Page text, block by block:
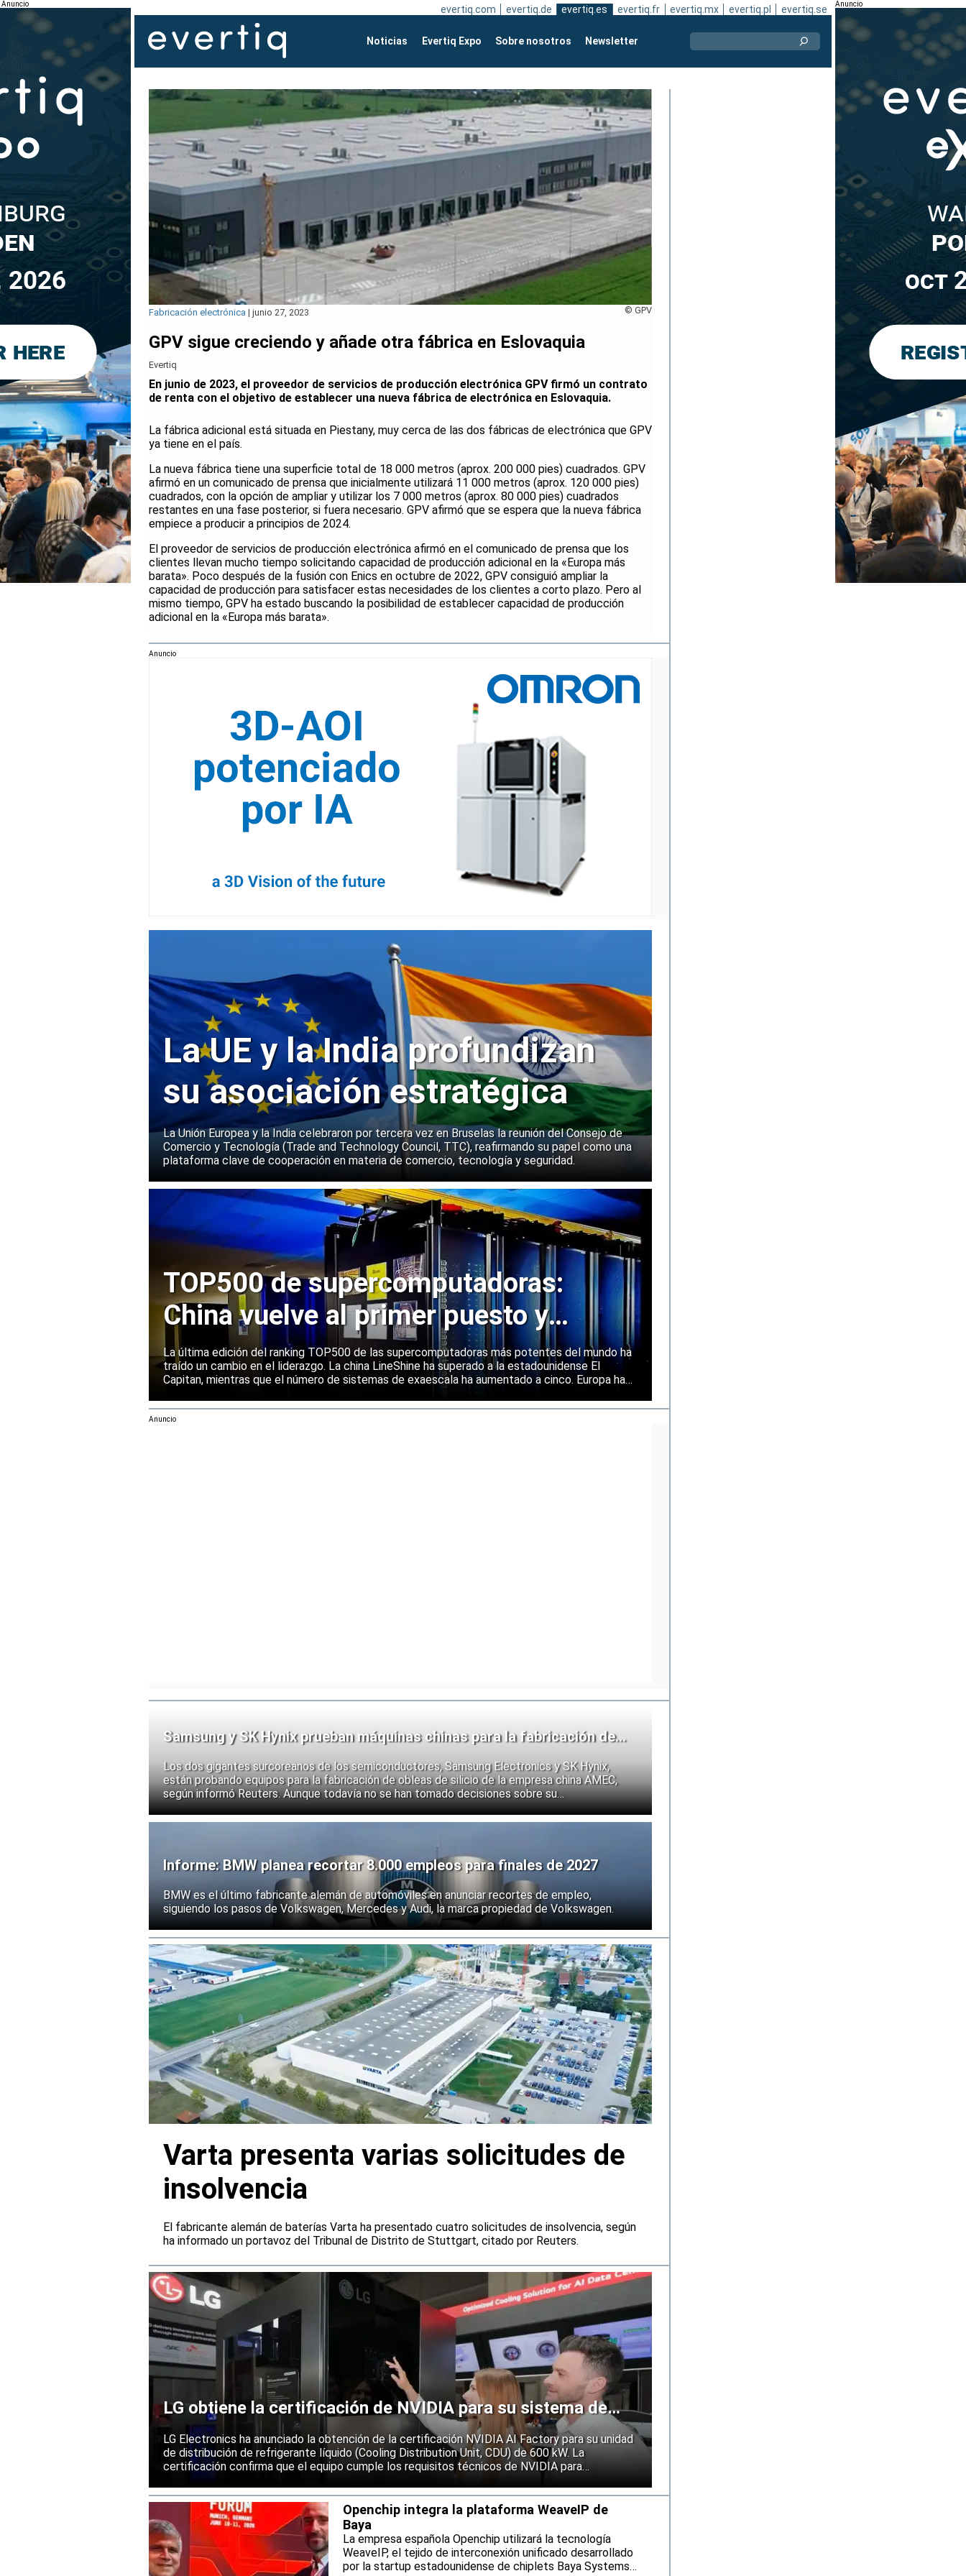
Anuncio evertiq.com evertiq.de evertiq.es evertiq.fr evertiq.mx evertiq.pl evertiq.se
Noticias Evertiq Expo Sobre nosotros Newsletter
© GPV
Fabricación electrónica | junio 27, 2023
GPV sigue creciendo y añade otra fábrica en Eslovaquia
Evertiq
En junio de 2023, el proveedor de servicios de producción electrónica GPV firmó un contrato
de renta con el objetivo de establecer una nueva fábrica de electrónica en Eslovaquia.
La fábrica adicional está situada en Piestany, muy cerca de las dos fábricas de electrónica que GPV
ya tiene en el país.
La nueva fábrica tiene una superficie total de 18 000 metros (aprox. 200 000 pies) cuadrados. GPV
afirmó en un comunicado de prensa que inicialmente utilizará 11 000 metros (aprox. 120 000 pies)
cuadrados, con la opción de ampliar y utilizar los 7 000 metros (aprox. 80 000 pies) cuadrados
restantes en una fase posterior, si fuera necesario. GPV afirmó que se espera que la nueva fábrica
empiece a producir a principios de 2024.
El proveedor de servicios de producción electrónica afirmó en el comunicado de prensa que los
clientes llevan mucho tiempo solicitando capacidad de producción adicional en la «Europa más
barata». Poco después de la fusión con Enics en octubre de 2022, GPV consiguió ampliar la
capacidad de producción para satisfacer estas necesidades de los clientes a corto plazo. Pero al
mismo tiempo, GPV ha estado buscando la posibilidad de establecer capacidad de producción
adicional en la «Europa más barata».
Anuncio
La UE y la India profundizan
su asociación estratégica
La Unión Europea y la India celebraron por tercera vez en Bruselas la reunión del Consejo de
Comercio y Tecnología (Trade and Technology Council, TTC), reafirmando su papel como una
plataforma clave de cooperación en materia de comercio, tecnología y seguridad.
TOP500 de supercomputadoras:
China vuelve al primer puesto y
Europa mantiene una posición sólida
La última edición del ranking TOP500 de las supercomputadoras más potentes del mundo ha
traído un cambio en el liderazgo. La china LineShine ha superado a la estadounidense El
Capitan, mientras que el número de sistemas de exaescala ha aumentado a cinco. Europa ha
rendimiento.
Anuncio
Samsung y SK Hynix prueban máquinas chinas para la fabricación de
Los dos gigantes surcoreanos de los semiconductores, Samsung Electronics y SK Hynix,
están probando equipos para la fabricación de obleas de silicio de la empresa china AMEC,
según informó Reuters. Aunque todavía no se han tomado decisiones sobre su
implementación, las acciones de los fabricantes coreanos muestran que se están preparando
ante la posibilidad de un mayor endurecimiento de las restricciones estadounidenses a la
Informe: BMW planea recortar 8.000 empleos para finales de 2027
BMW es el último fabricante alemán de automóviles en anunciar recortes de empleo,
siguiendo los pasos de Volkswagen, Mercedes y Audi, la marca propiedad de Volkswagen.
Varta presenta varias solicitudes de
insolvencia
El fabricante alemán de baterías Varta ha presentado cuatro solicitudes de insolvencia, según
ha informado un portavoz del Tribunal de Distrito de Stuttgart, citado por Reuters.
LG obtiene la certificación de NVIDIA para su sistema de
refrigeración para IA
LG Electronics ha anunciado la obtención de la certificación NVIDIA AI Factory para su unidad
de distribución de refrigerante líquido (Cooling Distribution Unit, CDU) de 600 kW. La
certificación confirma que el equipo cumple los requisitos técnicos de NVIDIA para
infraestructuras de refrigeración destinadas a centros de datos que gestionan cargas de
trabajo de inteligencia artificial. Además, se espera que facilite a la compañía la adjudicación
de nuevos proyectos.
Openchip integra la plataforma WeaveIP de
Baya
La empresa española Openchip utilizará la tecnología
WeaveIP, el tejido de interconexión unificado desarrollado
por la startup estadounidense de chiplets Baya Systems,
Anuncio